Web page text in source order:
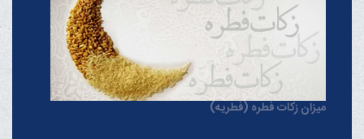
میزان زکات فطره (فطریه)